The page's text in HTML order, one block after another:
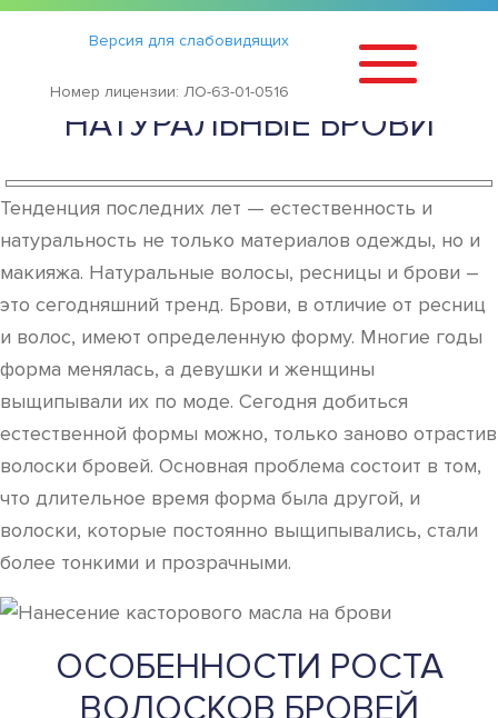
Версия для слабовидящих
Номер лицензии: ЛО-63-01-0516
Статьи ›
КАК БЫСТРО ОТРАСТИТЬ
НАТУРАЛЬНЫЕ БРОВИ
Тенденция последних лет — естественность и
натуральность не только материалов одежды, но и
макияжа. Натуральные волосы, ресницы и брови –
это сегодняшний тренд. Брови, в отличие от ресниц
и волос, имеют определенную форму. Многие годы
форма менялась, а девушки и женщины
выщипывали их по моде. Сегодня добиться
естественной формы можно, только заново отрастив
волоски бровей. Основная проблема состоит в том,
что длительное время форма была другой, и
волоски, которые постоянно выщипывались, стали
более тонкими и прозрачными.
ОСОБЕННОСТИ РОСТА